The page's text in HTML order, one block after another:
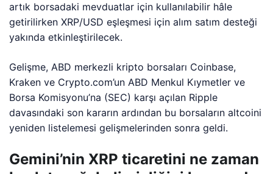
artık borsadaki mevduatlar için kullanılabilir hâle
getirilirken XRP/USD eşleşmesi için alım satım desteği
yakında etkinleştirilecek.
Gelişme, ABD merkezli kripto borsaları Coinbase,
Kraken ve Crypto.com’un ABD Menkul Kıymetler ve
Borsa Komisyonu’na (SEC) karşı açılan Ripple
davasındaki son kararın ardından bu borsaların altcoini
yeniden listelemesi gelişmelerinden sonra geldi.
Gemini’nin XRP ticaretini ne zaman